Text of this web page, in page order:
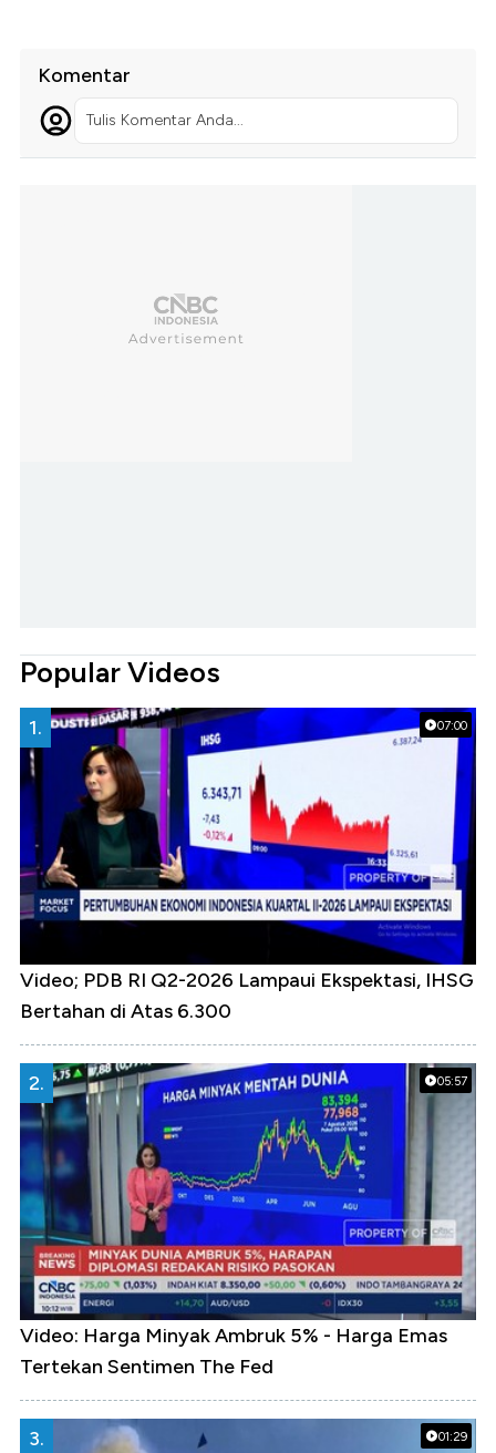
Komentar
Tulis Komentar Anda...
Popular Videos
07:00
1.
Video; PDB RI Q2-2026 Lampaui Ekspektasi, IHSG
Bertahan di Atas 6.300
05:57
2.
Video: Harga Minyak Ambruk 5% - Harga Emas
Tertekan Sentimen The Fed
01:29
3.